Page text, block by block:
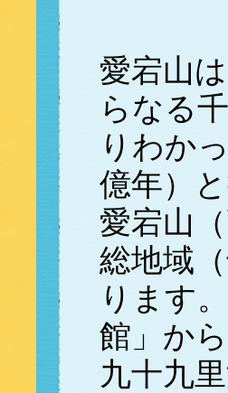
愛宕山
らなる
りわか
億年）
愛宕山
総地域
ります
館」か
九十九